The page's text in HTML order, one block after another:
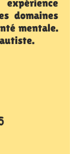
domaines
mentale.